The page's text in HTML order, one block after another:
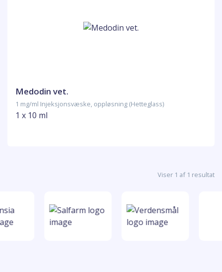
Medodin vet.
1 mg/ml Injeksjonsvæske, oppløsning (Hetteglass)
1 x 10 ml
Viser 1 af 1 resultat